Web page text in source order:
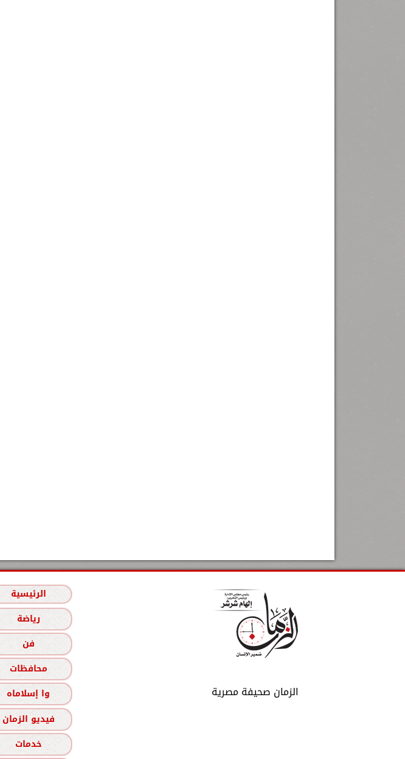
الزمان صحيفة مصرية
الرئيسية
رياضة
فن
محافظات
وا إسلاماه
فيديو الزمان
خدمات